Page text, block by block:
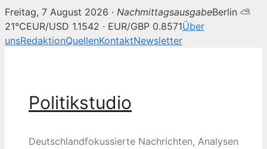
Freitag, 7 August 2026 · NachmittagsausgabeBerlin ⛅
21°CEUR/USD 1.1542 · EUR/GBP 0.8571Über
unsRedaktionQuellenKontaktNewsletter
Politikstudio
Deutschlandfokussierte Nachrichten, Analysen